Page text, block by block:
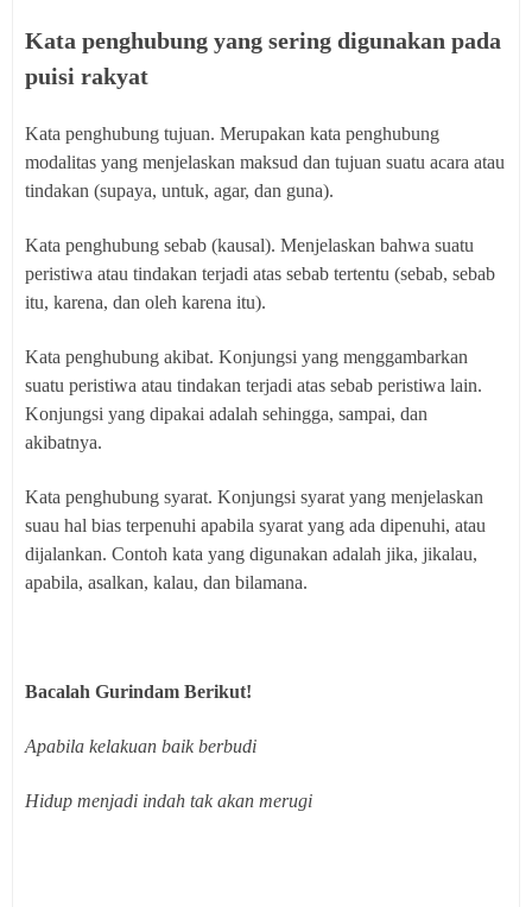
Kata penghubung yang sering digunakan pada
puisi rakyat
Kata penghubung tujuan. Merupakan kata penghubung
modalitas yang menjelaskan maksud dan tujuan suatu acara atau
tindakan (supaya, untuk, agar, dan guna).
Kata penghubung sebab (kausal). Menjelaskan bahwa suatu
peristiwa atau tindakan terjadi atas sebab tertentu (sebab, sebab
itu, karena, dan oleh karena itu).
Kata penghubung akibat. Konjungsi yang menggambarkan
suatu peristiwa atau tindakan terjadi atas sebab peristiwa lain.
Konjungsi yang dipakai adalah sehingga, sampai, dan
akibatnya.
Kata penghubung syarat. Konjungsi syarat yang menjelaskan
suau hal bias terpenuhi apabila syarat yang ada dipenuhi, atau
dijalankan. Contoh kata yang digunakan adalah jika, jikalau,
apabila, asalkan, kalau, dan bilamana.
Bacalah Gurindam Berikut!
Apabila kelakuan baik berbudi
Hidup menjadi indah tak akan merugi